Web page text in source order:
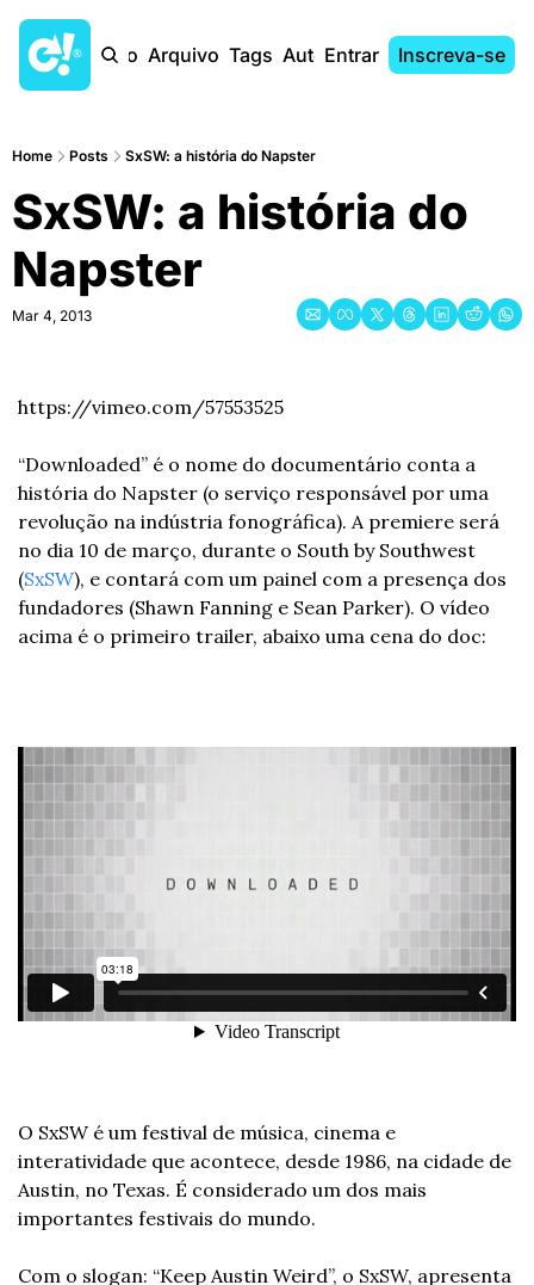
Início Arquivo Tags AutoresEntrar Inscreva-se
Home Posts SxSW: a história do Napster
SxSW: a história do
Napster
Mar 4, 2013
https://vimeo.com/57553525
“Downloaded” é o nome do documentário conta a
história do Napster (o serviço responsável por uma
revolução na indústria fonográfica). A premiere será
no dia 10 de março, durante o South by Southwest
(SxSW), e contará com um painel com a presença dos
fundadores (Shawn Fanning e Sean Parker). O vídeo
acima é o primeiro trailer, abaixo uma cena do doc:
O SxSW é um festival de música, cinema e
interatividade que acontece, desde 1986, na cidade de
Austin, no Texas. É considerado um dos mais
importantes festivais do mundo.
Com o slogan: “Keep Austin Weird”, o SxSW, apresenta